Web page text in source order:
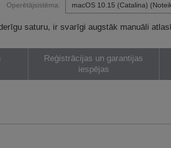
Operētājsistēma:
saturu, ir svarīgi augstāk manuāli
Reģistrācijas un garantijas
iespējas